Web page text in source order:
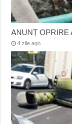
ANUNȚ OPRIRE
4 zile ago